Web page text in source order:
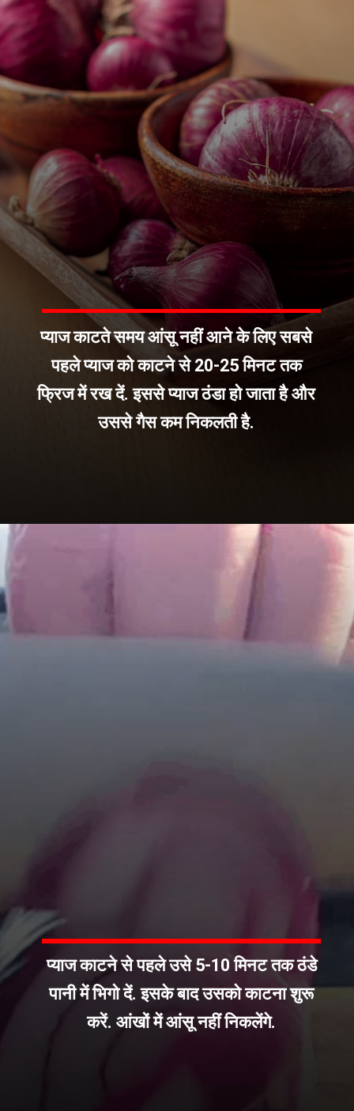
प्याज काटते समय आंसू नहीं आने के लिए सबसे
पहले प्याज को काटने से 20-25 मिनट तक
फ्रिज में रख दें. इससे प्याज ठंडा हो जाता है और
उससे गैस कम निकलती है.
प्याज काटने से पहले उसे 5-10 मिनट तक ठंडे
पानी में भिगो दें. इसके बाद उसको काटना शुरू
करें. आंखों में आंसू नहीं निकलेंगे.